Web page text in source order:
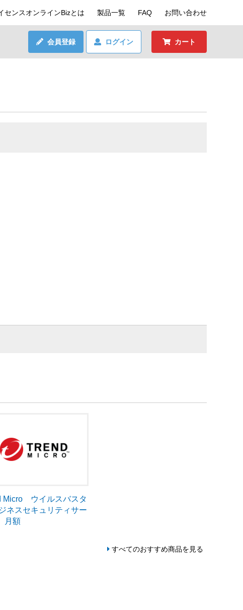
センスオンラインBizとは 製品一覧 FAQ お問い合わせ
会員登録 ログイン カート
Micro ウイルスバスタ
ネスセキュリティサー
月額
すべてのおすすめ商品を見る